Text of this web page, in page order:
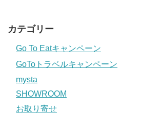
カテゴリー
Go To Eatキャンペーン
GoToトラベルキャンペーン
mysta
SHOWROOM
お取り寄せ